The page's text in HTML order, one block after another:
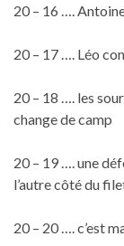
20 – 16 ….
20 – 17 …. Léo
20 – 18 …. les
change de camp
20 – 19 …. une
l’autre côté du
20 – 20 …. c’est